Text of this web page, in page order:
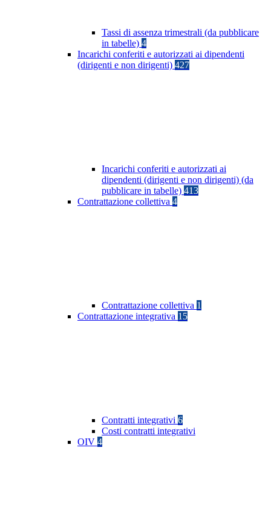
Tassi di assenza trimestrali (da pubblicare
in tabelle) 4
Incarichi conferiti e autorizzati ai dipendenti
(dirigenti e non dirigenti) 427
Incarichi conferiti e autorizzati ai
dipendenti (dirigenti e non dirigenti) (da
pubblicare in tabelle) 413
Contrattazione collettiva 4
Contrattazione collettiva 1
Contrattazione integrativa 15
Contratti integrativi 6
Costi contratti integrativi
OIV 4